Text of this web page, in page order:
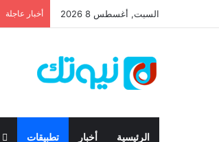
السبت, أغسطس 8 2026 أخبار عاجلة
الرئيسية أخبار تطبيقات